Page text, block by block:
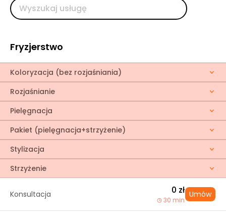
Fryzjerstwo
Koloryzacja (bez rozjaśniania)
Rozjaśnianie
Pielęgnacja
Pakiet (pielęgnacja+strzyżenie)
Stylizacja
Strzyżenie
Konsultacja 0 zł
30 min
Umów